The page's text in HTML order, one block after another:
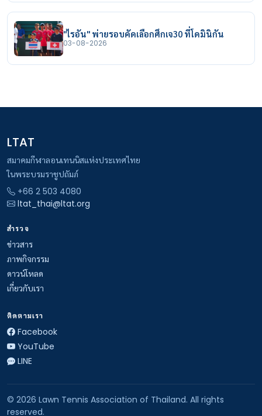
"ไรอัน" พ่ายรอบคัดเลือกศึกเจ30 ที่โดมินิกัน
03-08-2026
LTAT
สมาคมกีฬาลอนเทนนิสแห่งประเทศไทย
ในพระบรมราชูปถัมภ์
+66 2 503 4080
ltat_thai@ltat.org
สำรวจ
ข่าวสาร
ภาพกิจกรรม
ดาวน์โหลด
เกี่ยวกับเรา
ติดตามเรา
Facebook
YouTube
LINE
© 2026 Lawn Tennis Association of Thailand. All rights
reserved.